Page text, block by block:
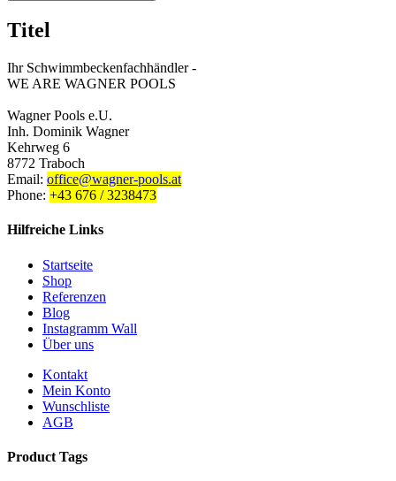
Titel
Ihr Schwimmbeckenfachhändler -
WE ARE WAGNER POOLS
Wagner Pools e.U.
Inh. Dominik Wagner
Kehrweg 6
8772 Traboch
Email: office@wagner-pools.at
Phone: +43 676 / 3238473
Hilfreiche Links
Startseite
Shop
Referenzen
Blog
Instagramm Wall
Über uns
Kontakt
Mein Konto
Wunschliste
AGB
Product Tags